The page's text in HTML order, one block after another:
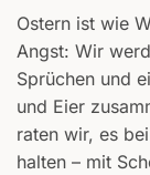
Ostern ist wie
Angst: Wir
Sprüchen und
und Eier
raten wir, es
halten – mit